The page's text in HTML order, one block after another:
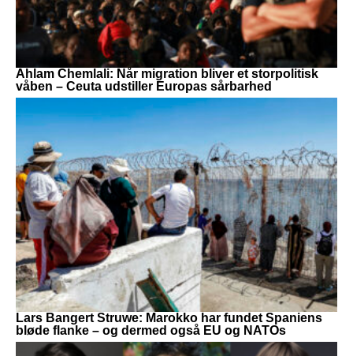
Ahlam Chemlali: Når migration bliver et storpolitisk
våben – Ceuta udstiller Europas sårbarhed
Lars Bangert Struwe: Marokko har fundet Spaniens
bløde flanke – og dermed også EU og NATOs